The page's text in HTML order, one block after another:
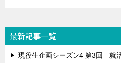
最新記事一覧
現役生企画シーズン4 第3回：就